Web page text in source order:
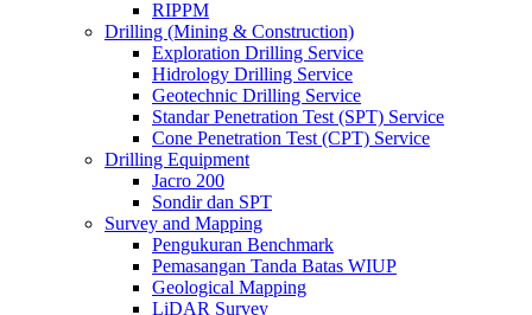
RIPPM
Drilling (Mining & Construction)
Exploration Drilling Service
Hidrology Drilling Service
Geotechnic Drilling Service
Standar Penetration Test (SPT) Service
Cone Penetration Test (CPT) Service
Drilling Equipment
Jacro 200
Sondir dan SPT
Survey and Mapping
Pengukuran Benchmark
Pemasangan Tanda Batas WIUP
Geological Mapping
LiDAR Survey